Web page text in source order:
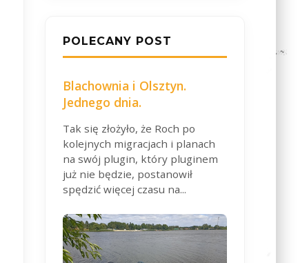
POLECANY POST
Blachownia i Olsztyn.
Jednego dnia.
Tak się złożyło, że Roch po
kolejnych migracjach i planach
na swój plugin, który pluginem
już nie będzie, postanowił
spędzić więcej czasu na...